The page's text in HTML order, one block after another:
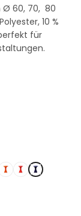
Ø 60, 70, 80
10 %
für